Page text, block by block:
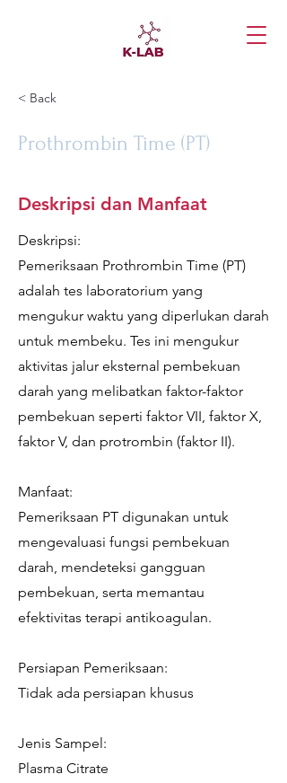
< Back
Prothrombin Time (PT)
Deskripsi dan Manfaat
Deskripsi:
Pemeriksaan Prothrombin Time (PT)
adalah tes laboratorium yang
mengukur waktu yang diperlukan darah
untuk membeku. Tes ini mengukur
aktivitas jalur eksternal pembekuan
darah yang melibatkan faktor-faktor
pembekuan seperti faktor VII, faktor X,
faktor V, dan protrombin (faktor II).
Manfaat:
Pemeriksaan PT digunakan untuk
mengevaluasi fungsi pembekuan
darah, mendeteksi gangguan
pembekuan, serta memantau
efektivitas terapi antikoagulan.
Persiapan Pemeriksaan:
Tidak ada persiapan khusus
Jenis Sampel:
Plasma Citrate